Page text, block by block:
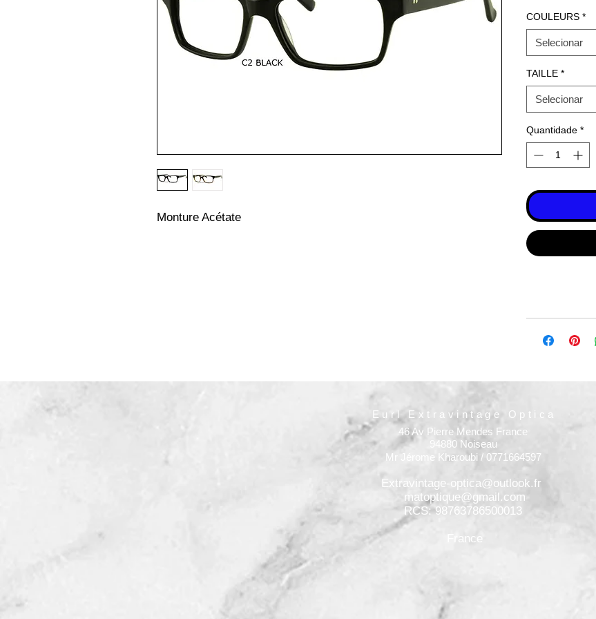
Monture Acétate
COULEURS *
Selecionar
TAILLE *
Selecionar
Quantidade *
Eurl Extravintage Optica
46 Av Pierre Mendes France
94880 Noiseau
Mr Jérome Kharoubi / 0771664597
Extravintage-optica@outlook.fr
matoptique@gmail.com
RCS: 98763786500013
France